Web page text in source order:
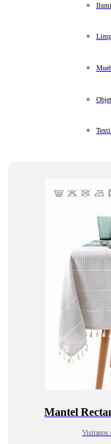
Mantel
Visitanos